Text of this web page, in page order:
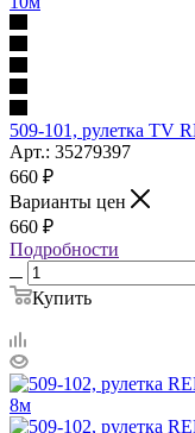
509-101, рулетка
Арт.: 35279397
660 ₽
Варианты цен
660 ₽
Подробности
Купить